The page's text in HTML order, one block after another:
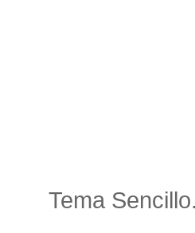
Tema